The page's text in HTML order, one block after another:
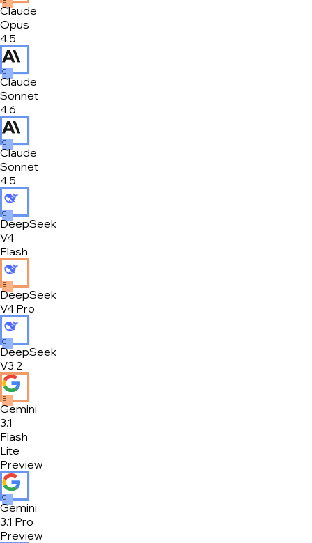
Claude
Opus
4.5
C
Claude
Sonnet
4.6
C
Claude
Sonnet
4.5
C
DeepSeek
V4
Flash
B
DeepSeek
V4 Pro
C
DeepSeek
V3.2
B
Gemini
3.1
Flash
Lite
Preview
C
Gemini
3.1 Pro
Preview